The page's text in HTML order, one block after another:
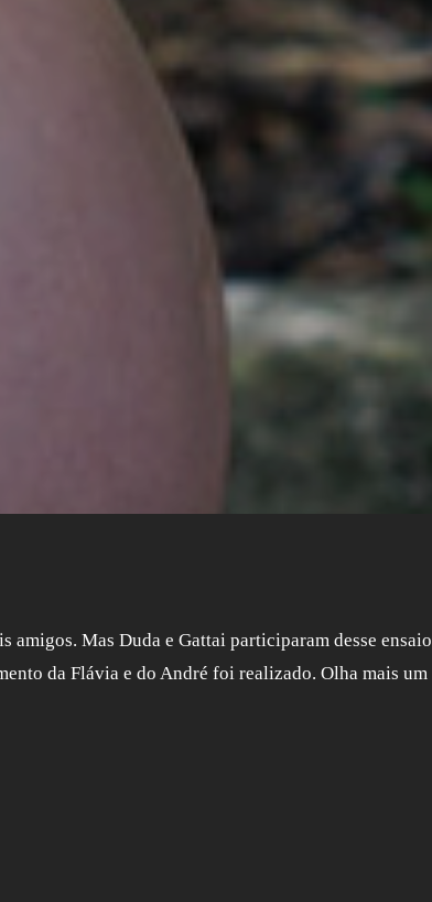
amigos. Mas Duda e Gattai participaram desse ensaio
da Flávia e do André foi realizado. Olha mais um